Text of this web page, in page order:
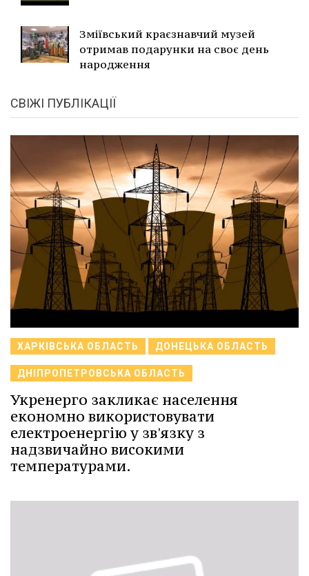
Зміївський краєзнавчий музей
отримав подарунки на своє день
народження
СВІЖІ ПУБЛІКАЦІЇ
ХАРКІВСЬКА ОБЛАСТЬ ДОНЕЦЬКА ОБЛАСТЬ
ДНІПРОПЕТРОВСЬКА ОБЛАСТЬ
Укренерго закликає населення
економно використовувати
електроенергію у зв'язку з
надзвичайно високими
температурами.